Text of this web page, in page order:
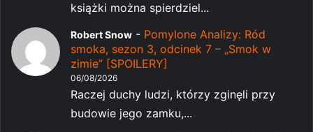
książki można spierdziel...
Robert Snow - Pomylone Analizy: Ród
smoka, sezon 3, odcinek 7 – „Smok w
zimie” [SPOILERY]
06/08/2026
Raczej duchy ludzi, którzy zginęli przy
budowie jego zamku,...